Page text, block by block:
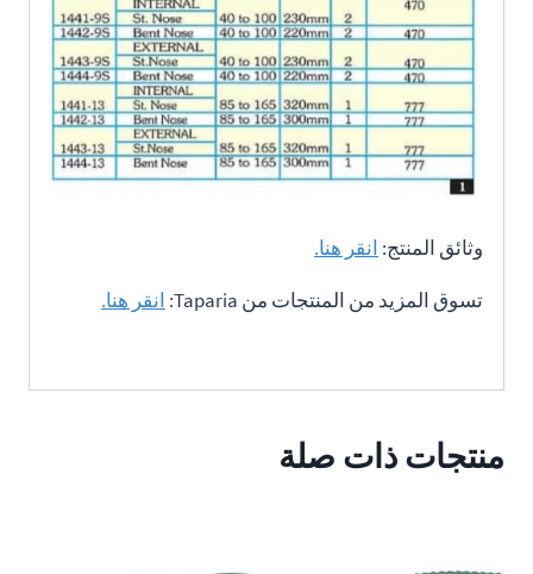
وثائق المنتج: انقر هنا.
تسوق المزيد من المنتجات من Taparia:
انقر هنا.
منتجات ذات صلة